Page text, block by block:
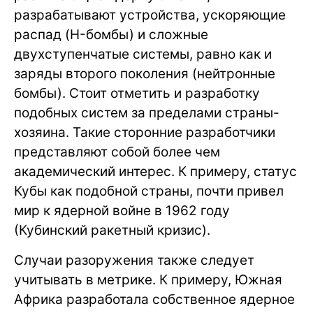
разрабатывают устройства, ускоряющие
распад (H-бомбы) и сложные
двухступенчатые системы, равно как и
заряды второго поколения (нейтронные
бомбы). Стоит отметить и разработку
подобных систем за пределами страны-
хозяина. Такие сторонние разработчики
представляют собой более чем
академический интерес. К примеру, статус
Кубы как подобной страны, почти привел
мир к ядерной войне в 1962 году
(Кубинский ракетный кризис).
Случаи разоружения также следует
учитывать в метрике. К примеру, Южная
Африка разработала собственное ядерное